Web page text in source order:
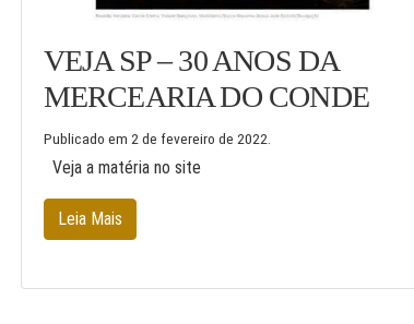
VEJA SP – 30 ANOS DA
MERCEARIA DO CONDE
Publicado em 2 de fevereiro de 2022
Veja a matéria no site
Leia Mais